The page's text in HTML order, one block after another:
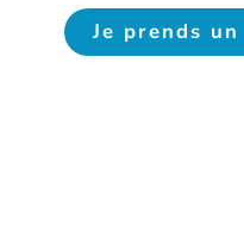
Je prends